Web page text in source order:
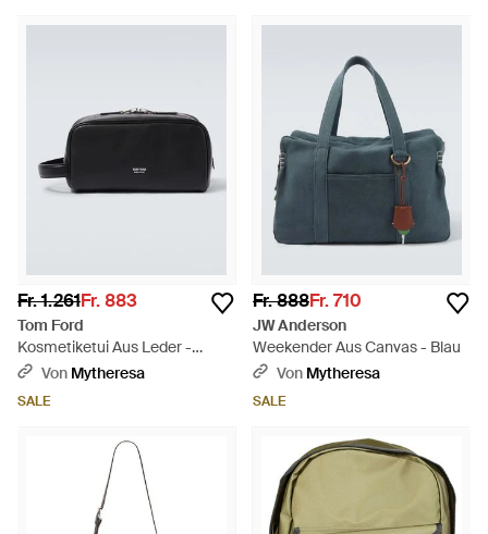
Fr. 1.261Fr. 883
Tom Ford
Kosmetiketui Aus Leder -
Schwarz
Von Mytheresa
SALE
Fr. 888Fr. 710
JW Anderson
Weekender Aus Canvas - Blau
Von Mytheresa
SALE